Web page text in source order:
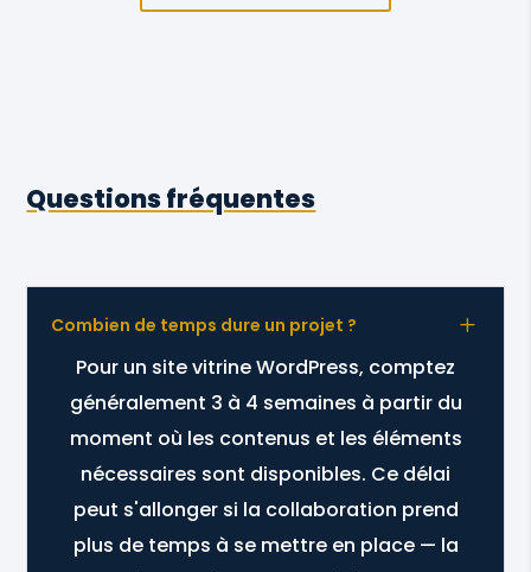
Questions fréquentes
Combien de temps dure un projet ? L
Pour un site vitrine WordPress, comptez
généralement 3 à 4 semaines à partir du
moment où les contenus et les éléments
nécessaires sont disponibles. Ce délai
peut s'allonger si la collaboration prend
plus de temps à se mettre en place — la